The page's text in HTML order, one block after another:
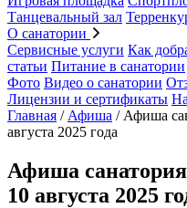
Танцевальный зал
О санатории
Сервисные услуги Как
статьи Питание в санатории
Фото Видео о санатории
Лицензии и сертификаты
Главная / Афиша / Афиша
августа 2025 года
Афиша
10 августа 2025